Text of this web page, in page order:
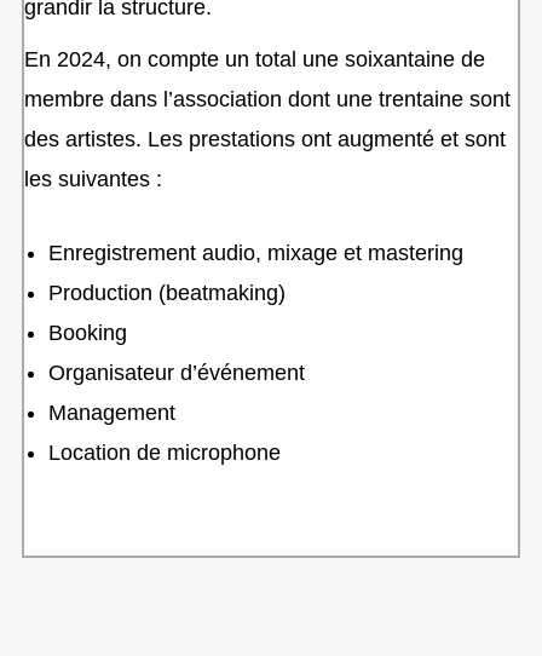
grandir la structure.
En 2024, on compte un total une soixantaine de
membre dans l’association dont une trentaine sont
des artistes. Les prestations ont augmenté et sont
les suivantes :
Enregistrement audio, mixage et mastering
Production (beatmaking)
Booking
Organisateur d’événement
Management
Location de microphone